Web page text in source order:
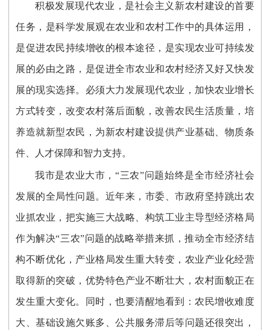
积极发展现代农业，是社会主义新农村建设的首要
任务，是科学发展观在农业和农村工作中的具体运用，
是促进农民持续增收的根本途径，是实现农业可持续发
展的必由之路，是促进全市农业和农村经济又好又快发
展的现实选择。必须大力发展现代农业，加快农业增长
方式转变，改变农村落后面貌，改善农民生活质量，培
养造就新型农民，为新农村建设提供产业基础、物质条
件、人才保障和智力支持。
我市是农业大市，“三农”问题始终是全市经济社会
发展的全局性问题。近年来，市委、市政府坚持跳出农
业抓农业，把实施三大战略、构筑工业主导型经济格局
作为解决“三农”问题的战略举措来抓，推动全市经济结
构不断优化，产业格局发生重大转变，农业产业化经营
取得新的突破，优势特色产业不断壮大，农村面貌正在
发生重大变化。同时，也要清醒地看到：农民增收难度
大、基础设施欠账多、公共服务滞后等问题还很突出，